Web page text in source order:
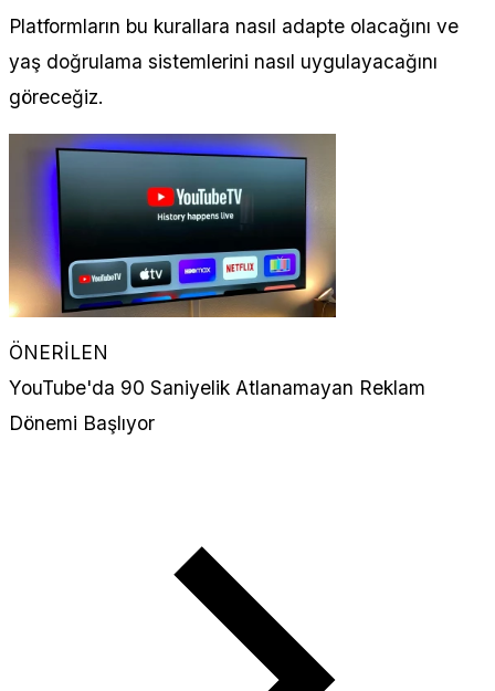
Platformların bu kurallara nasıl adapte olacağını ve
yaş doğrulama sistemlerini nasıl uygulayacağını
göreceğiz.
ÖNERİLEN
YouTube'da 90 Saniyelik Atlanamayan Reklam
Dönemi Başlıyor